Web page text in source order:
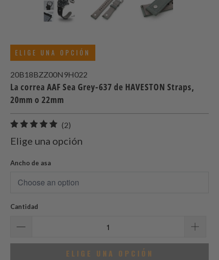
ELIGE UNA OPCIÓN
20B18BZZ00N9H022
La correa AAF Sea Grey-637 de HAVESTON Straps,
20mm o 22mm
(2)
total
Elige una opción
Ancho de asa
Cantidad
ELIGE UNA OPCIÓN